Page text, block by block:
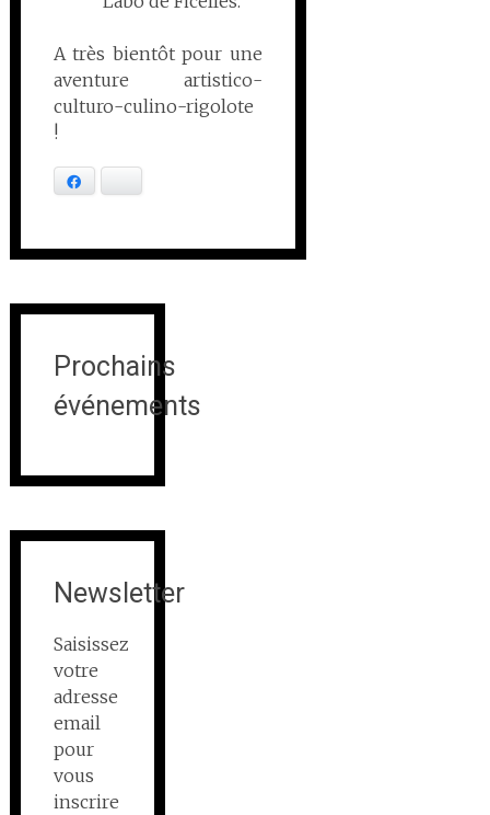
A très bientôt pour une
aventure artistico-
culturo-culino-rigolote
!
Prochains
événements
Newsletter
Saisissez
votre
adresse
email
pour
vous
inscrire